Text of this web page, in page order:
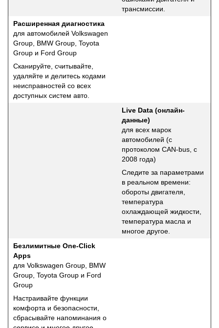
трансмиссии.
Расширенная диагностика
для автомобилей Volkswagen
Group, BMW Group, Toyota
Group и Ford Group
Сканируйте, считывайте,
удаляйте и делитесь кодами
неисправностей со всех
доступных систем авто.
Live Data (онлайн-
данные)
для всех марок
автомобилей (с
протоколом CAN-bus, с
2008 года)
Следите за параметрами
в реальном времени:
обороты двигателя,
температура
охлаждающей жидкости,
температура масла и
многое другое.
Безлимитные One-Click
Apps
для Volkswagen Group, BMW
Group, Toyota Group и Ford
Group
Настраивайте функции
комфорта и безопасности,
сбрасывайте напоминания о